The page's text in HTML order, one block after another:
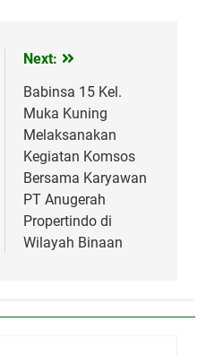
Next:
Babinsa 15 Kel.
Muka Kuning
Melaksanakan
Kegiatan Komsos
Bersama Karyawan
PT Anugerah
Propertindo di
Wilayah Binaan